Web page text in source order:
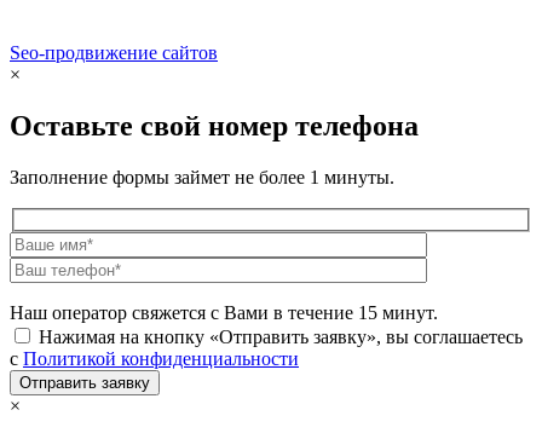
Seo-продвижение сайтов
×
Оставьте свой номер телефона
Заполнение формы займет не более 1 минуты.
Наш оператор свяжется с Вами в течение 15 минут.
Нажимая на кнопку «Отправить заявку», вы соглашаетесь
с Политикой конфиденциальности
×